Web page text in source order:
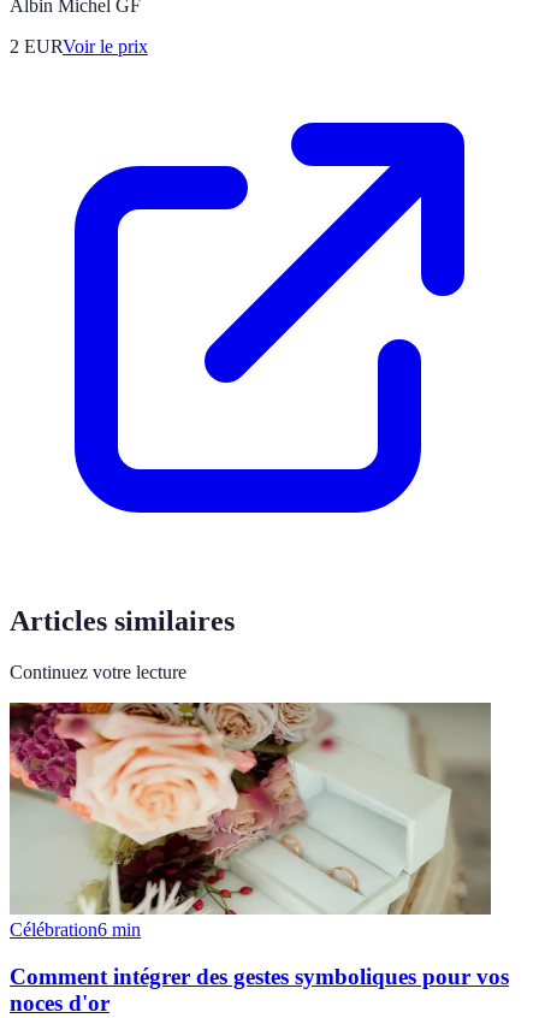
Albin Michel GF
2 EURVoir le prix
Articles similaires
Continuez votre lecture
Célébration6 min
Comment intégrer des gestes symboliques pour vos
noces d'or